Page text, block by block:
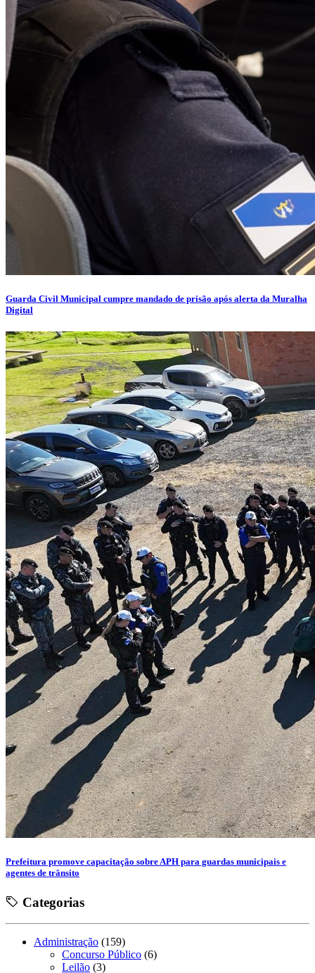
Guarda Civil Municipal cumpre mandado de prisão após alerta da Muralha
Digital
Prefeitura promove capacitação sobre APH para guardas municipais e
agentes de trânsito
Categorias
Administração (159)
Concurso Público (6)
Leilão (3)